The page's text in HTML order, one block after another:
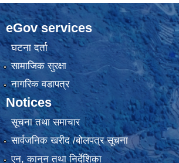
eGov services
घटना दर्ता
सामाजिक सुरक्षा
नागरिक वडापत्र
Notices
सूचना तथा समाचार
सार्वजनिक खरीद /बोलपत्र सूचना
एन, कानुन तथा निर्देशिका